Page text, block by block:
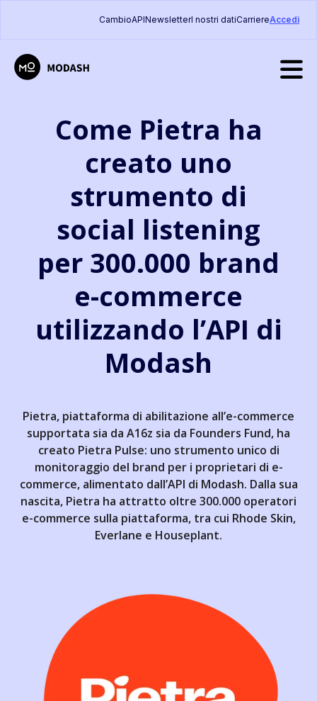
CambioAPINewsletterI nostri datiCarriereAccedi
Come Pietra ha
creato uno
strumento di
social listening
per 300.000 brand
e-commerce
utilizzando l’API di
Modash
Pietra, piattaforma di abilitazione all’e-commerce
supportata sia da A16z sia da Founders Fund, ha
creato Pietra Pulse: uno strumento unico di
monitoraggio del brand per i proprietari di e-
commerce, alimentato dall’API di Modash. Dalla sua
nascita, Pietra ha attratto oltre 300.000 operatori
e-commerce sulla piattaforma, tra cui Rhode Skin,
Everlane e Houseplant.